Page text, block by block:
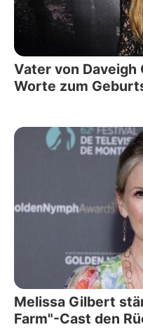
Vater von
Worte zum
Melissa Gilbert
Farm"-Cast den